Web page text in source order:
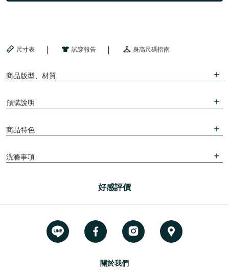
尺寸表 試穿報告 身高尺碼指南
商品版型、材質
預購說明
商品特色
洗滌事項
好感評價
關於我們